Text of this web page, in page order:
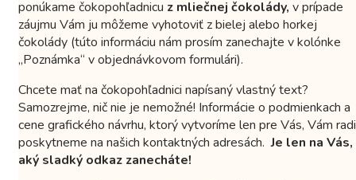
ponúkame čokopohľadnicu z mliečnej čokolády, v prípade
záujmu Vám ju môžeme vyhotoviť z bielej alebo horkej
čokolády (túto informáciu nám prosím zanechajte v kolónke
„Poznámka“ v objednávkovom formulári).
Chcete mať na čokopohľadnici napísaný vlastný text?
Samozrejme, nič nie je nemožné! Informácie o podmienkach a
cene grafického návrhu, ktorý vytvoríme len pre Vás, Vám radi
poskytneme na našich kontaktných adresách.Je len na Vás,
aký sladký odkaz zanecháte!